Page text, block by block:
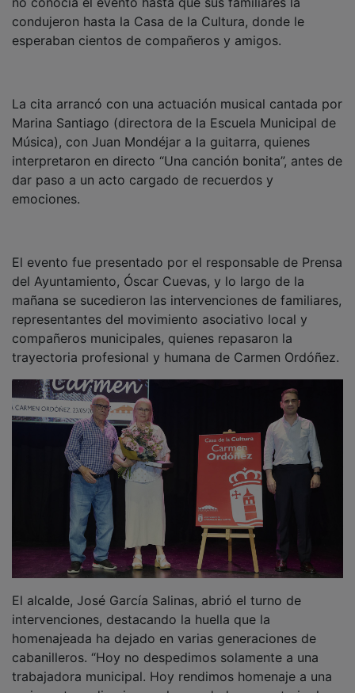
condujeron hasta la Casa de la Cultura, donde le
esperaban cientos de compañeros y amigos.
Marina Santiago (directora de la Escuela Municipal de
Música), con Juan Mondéjar a la guitarra, quienes
interpretaron en directo “Una canción bonita”, antes de
dar paso a un acto cargado de recuerdos y
emociones.
del Ayuntamiento, Óscar Cuevas, y lo largo de la
mañana se sucedieron las intervenciones de familiares,
representantes del movimiento asociativo local y
compañeros municipales, quienes repasaron la
trayectoria profesional y humana de Carmen Ordóñez.
intervenciones, destacando la huella que la
homenajeada ha dejado en varias generaciones de
cabanilleros. “Hoy no despedimos solamente a una
trabajadora municipal. Hoy rendimos homenaje a una
mujer extraordinaria, que ha ayudado a construir el